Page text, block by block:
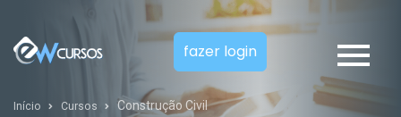
fazer login
Início Cursos Construção Civil